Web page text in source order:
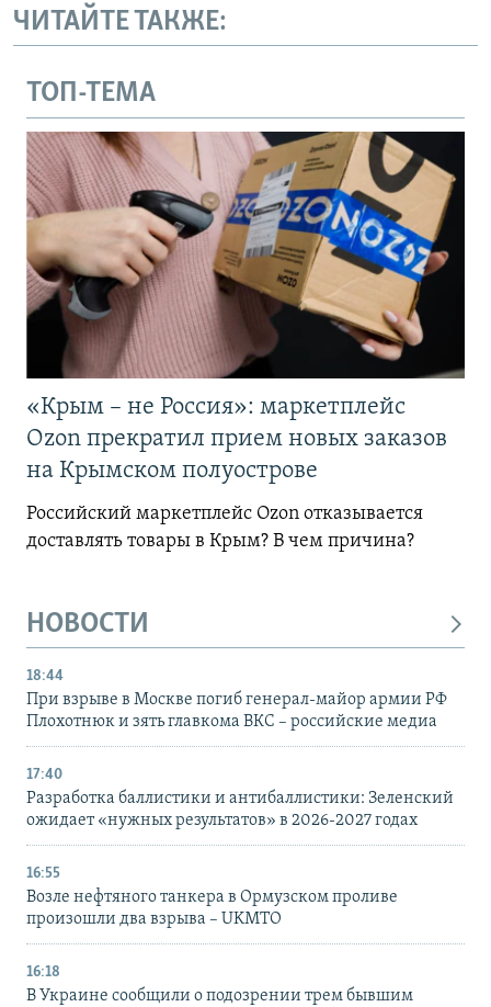
ЧИТАЙТЕ ТАКЖЕ:
ТОП-ТЕМА
«Крым – не Россия»: маркетплейс
Ozon прекратил прием новых заказов
на Крымском полуострове
Российский маркетплейс Ozon отказывается
доставлять товары в Крым? В чем причина?
НОВОСТИ
18:44
При взрыве в Москве погиб генерал-майор армии РФ
Плохотнюк и зять главкома ВКС – российские медиа
17:40
Разработка баллистики и антибаллистики: Зеленский
ожидает «нужных результатов» в 2026-2027 годах
16:55
Возле нефтяного танкера в Ормузском проливе
произошли два взрыва – UKMTO
16:18
В Украине сообщили о подозрении трем бывшим